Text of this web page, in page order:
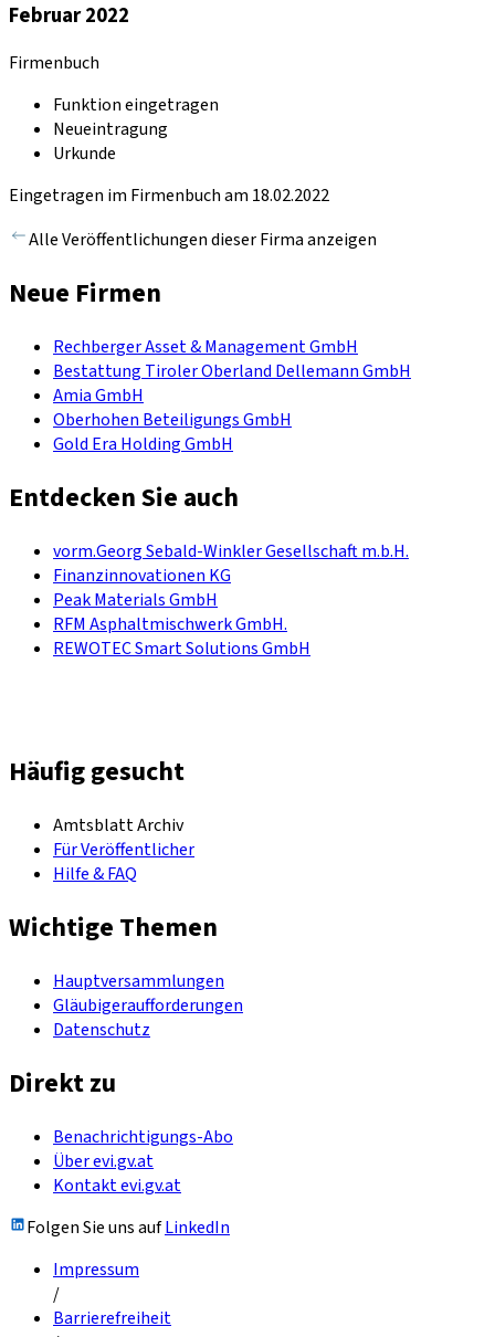
Februar 2022
Firmenbuch
Funktion eingetragen
Neueintragung
Urkunde
Eingetragen im Firmenbuch am 18.02.2022
Alle Veröffentlichungen dieser Firma anzeigen
Neue Firmen
Rechberger Asset & Management GmbH
Bestattung Tiroler Oberland Dellemann GmbH
Amia GmbH
Oberhohen Beteiligungs GmbH
Gold Era Holding GmbH
Entdecken Sie auch
vorm.Georg Sebald-Winkler Gesellschaft m.b.H.
Finanzinnovationen KG
Peak Materials GmbH
RFM Asphaltmischwerk GmbH.
REWOTEC Smart Solutions GmbH
Häufig gesucht
Amtsblatt Archiv
Für Veröffentlicher
Hilfe & FAQ
Wichtige Themen
Hauptversammlungen
Gläubigeraufforderungen
Datenschutz
Direkt zu
Benachrichtigungs-Abo
Über evi.gv.at
Kontakt evi.gv.at
Folgen Sie uns aufLinkedIn
Impressum
/
Barrierefreiheit